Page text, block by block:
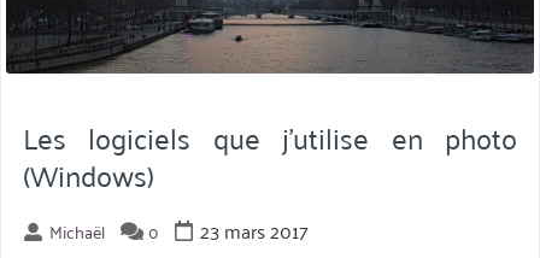
Les logiciels que j’utilise en photo
(Windows)
Michaël 0
23 mars 2017